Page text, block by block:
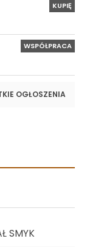
KUPIĘ
WSPÓŁPRACA
OGŁOSZENIA
SMYK